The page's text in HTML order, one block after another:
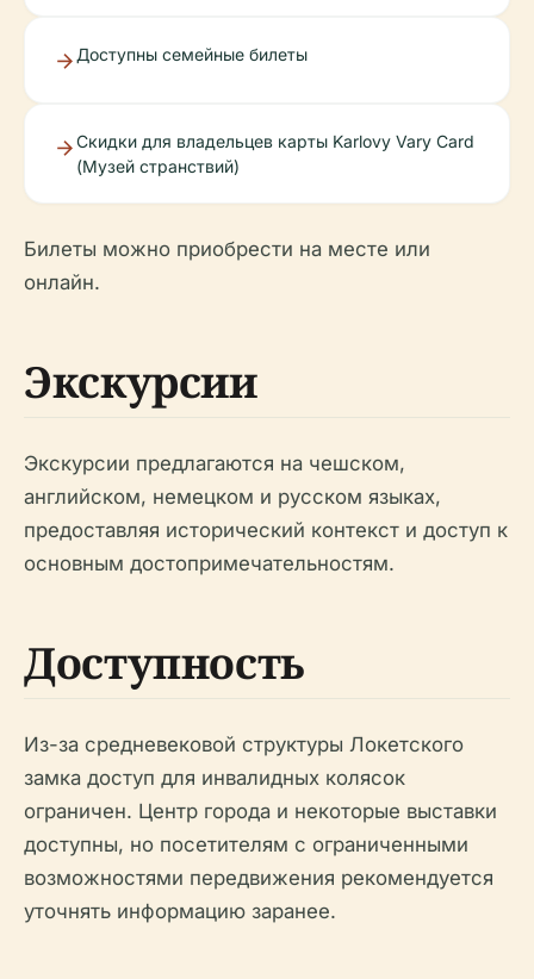
Доступны семейные билеты
Скидки для владельцев карты Karlovy Vary Card
(Музей странствий)
Билеты можно приобрести на месте или
онлайн.
Экскурсии
Экскурсии предлагаются на чешском,
английском, немецком и русском языках,
предоставляя исторический контекст и доступ к
основным достопримечательностям.
Доступность
Из-за средневековой структуры Локетского
замка доступ для инвалидных колясок
ограничен. Центр города и некоторые выставки
доступны, но посетителям с ограниченными
возможностями передвижения рекомендуется
уточнять информацию заранее.